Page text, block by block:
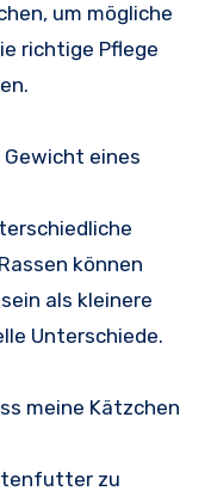
um mögliche
richtige Pflege
Gewicht eines
können
als kleinere
Unterschiede.
meine Kätzchen
zu